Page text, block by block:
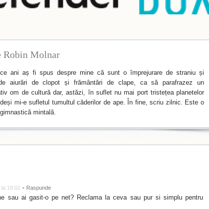
Robin Molnar
ani aș fi spus despre mine că sunt o împrejurare de straniu și
aiurări de clopot și frământări de clape, ca să parafrazez un
om de cultură dar, astăzi, în suflet nu mai port tristețea planetelor
mi-e sufletul tumultul căderilor de ape. În fine, scriu zilnic. Este o
mintală.
la 18:02 - Raspunde
sau ai gasit-o pe net? Reclama la ceva sau pur si simplu pentru